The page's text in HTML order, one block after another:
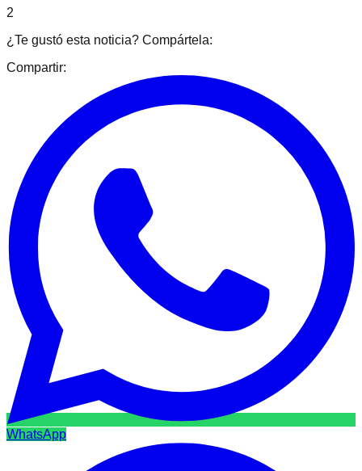
2
¿Te gustó esta noticia? Compártela:
Compartir:
WhatsApp